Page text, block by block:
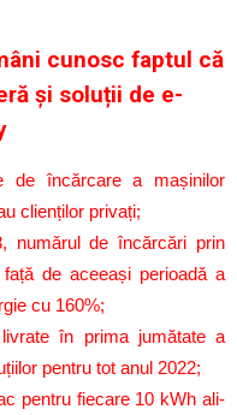
cunosc faptul că
și soluții de e-
de încărcare a mașinilor
clienților privați;
numărul de încărcări prin
de aceeași perioadă a
cu 160%;
în prima jumătate a
pentru tot anul 2022;
pentru fiecare 10 kWh ali-